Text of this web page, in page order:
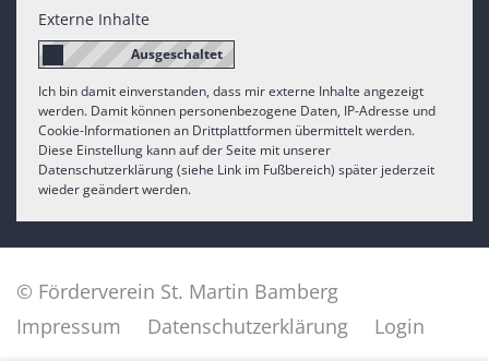
Externe Inhalte
Ich bin damit einverstanden, dass mir externe Inhalte angezeigt
werden. Damit können personenbezogene Daten, IP-Adresse und
Cookie-Informationen an Drittplattformen übermittelt werden.
Diese Einstellung kann auf der Seite mit unserer
Datenschutzerklärung (siehe Link im Fußbereich) später jederzeit
wieder geändert werden.
© Förderverein St. Martin Bamberg
Impressum
Datenschutzerklärung Login